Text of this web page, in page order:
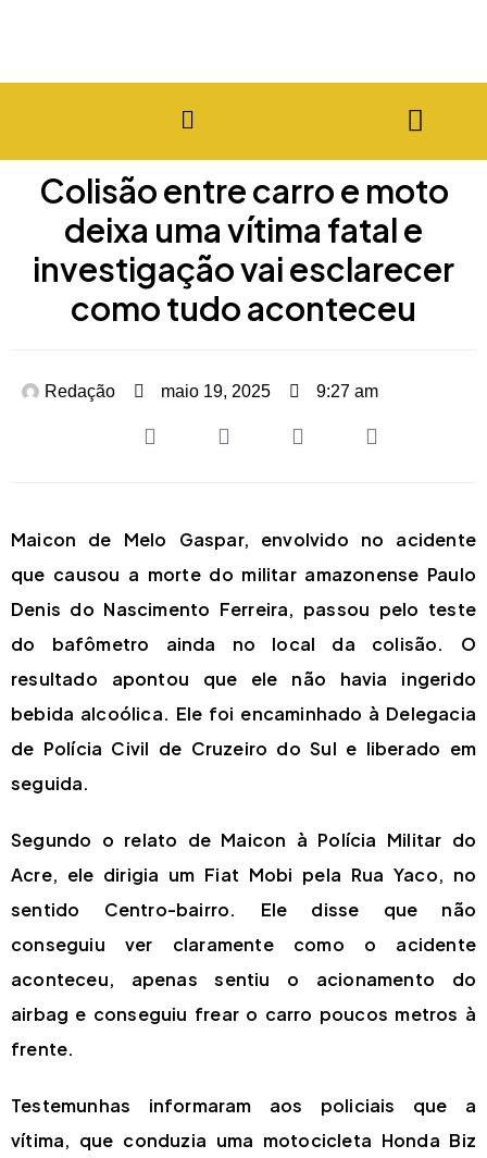
Colisão entre carro e moto
deixa uma vítima fatal e
investigação vai esclarecer
como tudo aconteceu
Redação maio 19, 2025 9:27 am
Maicon de Melo Gaspar, envolvido no acidente
que causou a morte do militar amazonense Paulo
Denis do Nascimento Ferreira, passou pelo teste
do bafômetro ainda no local da colisão. O
resultado apontou que ele não havia ingerido
bebida alcoólica. Ele foi encaminhado à Delegacia
de Polícia Civil de Cruzeiro do Sul e liberado em
seguida.
Segundo o relato de Maicon à Polícia Militar do
Acre, ele dirigia um Fiat Mobi pela Rua Yaco, no
sentido Centro-bairro. Ele disse que não
conseguiu ver claramente como o acidente
aconteceu, apenas sentiu o acionamento do
airbag e conseguiu frear o carro poucos metros à
frente.
Testemunhas informaram aos policiais que a
vítima, que conduzia uma motocicleta Honda Biz